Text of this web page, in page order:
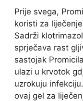
Prije svega,
koristi za
Sadrži
sprječava rast
sastojak
ulazi u krvotok
uzrokuju
ovaj gel za